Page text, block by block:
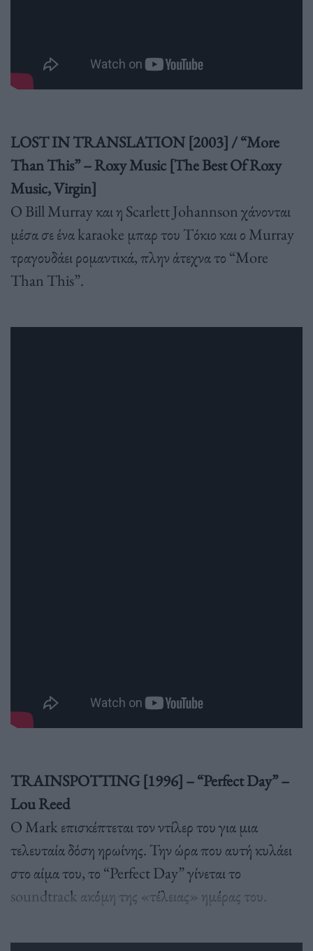
LOST IN TRANSLATION [2003] / “More
Than This” – Roxy Music [The Best Of Roxy
Music, Virgin]
O Bill Murray και η Scarlett Johannson χάνονται
μέσα σε ένα karaoke μπαρ του Τόκιο και ο Murray
τραγουδάει ρομαντικά, πλην άτεχνα το “More
Than This”.
TRAINSPOTTING [1996] – “Perfect Day” –
Lou Reed
O Mark επισκέπτεται τον ντίλερ του για μια
τελευταία δόση ηρωίνης. Την ώρα που αυτή κυλάει
στο αίμα του, το “Perfect Day” γίνεται το
soundtrack ακόμη της «τέλειας» ημέρας του.